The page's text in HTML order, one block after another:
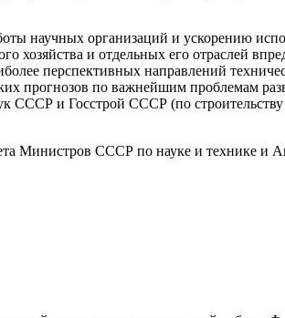
научных организаций и ускорению
и отдельных его отраслей
перспективных направлений
прогнозов по важнейшим проблемам
и Госстрой СССР (по
Министров СССР по науке и технике и